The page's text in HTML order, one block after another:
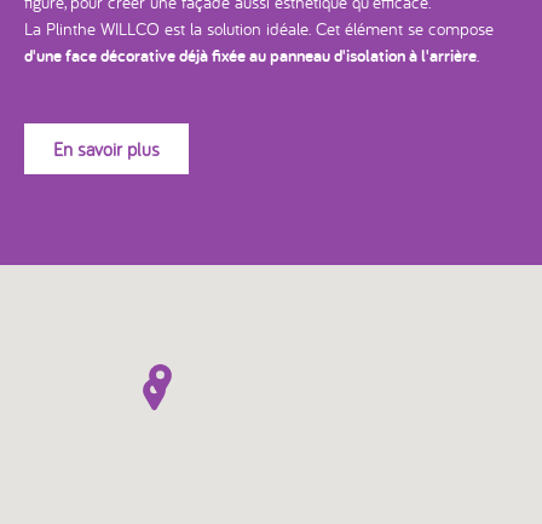
La Plinthe WILLCO est la solution idéale. Cet élément se compose
d'une face décorative déjà fixée au panneau d'isolation à l'arrière.
En savoir plus